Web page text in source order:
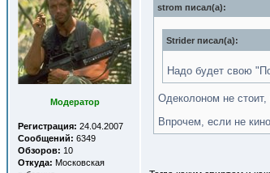
Модератор
Регистрация: 24.04.2007
Сообщений: 6349
Обзоров: 10
Откуда: Московская
strom писал(a):
Strider писал(a):
Надо будет свою
Одеколоном не
Впрочем, если не